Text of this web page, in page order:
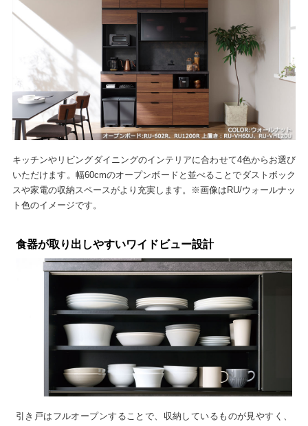
キッチンやリビングダイニングのインテリアに合わせて4色からお選び
いただけます。幅60cmのオープンボードと並べることでダストボック
スや家電の収納スペースがより充実します。※画像はRU/ウォールナッ
ト色のイメージです。
食器が取り出しやすいワイドビュー設計
引き戸はフルオープンすることで、収納しているものが見やすく、